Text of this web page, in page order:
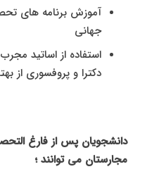
آموزش برنامه های
جهانی
استفاده از اساتید
دکترا و پروفسوری از
دانشجویان پس از فارغ
مجارستان می توانند ؛